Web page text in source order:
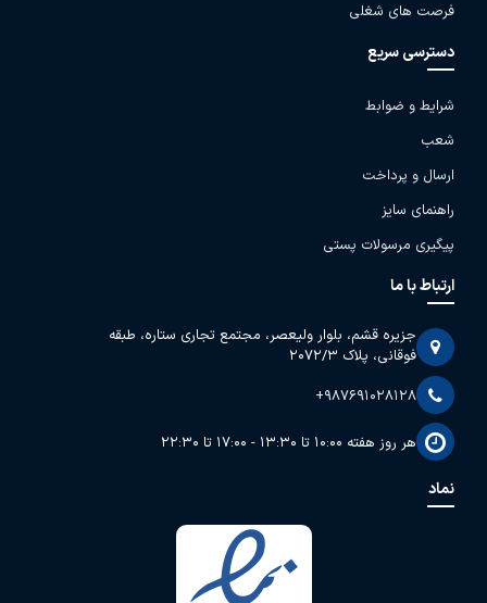
فرصت های شغلی
دسترسی سریع
شرایط و ضوابط
شعب
ارسال و پرداخت
راهنمای سایز
پیگیری مرسولات پستی
ارتباط با ما
جزیره قشم، بلوار ولیعصر، مجتمع تجاری ستاره، طبقه
فوقانی، پلاک 2072/3
+987691028128
هر روز هفته 10:00 تا 13:30 - 17:00 تا 22:30
نماد